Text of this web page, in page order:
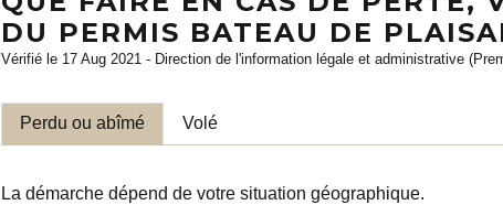
DU PERMIS BATEAU DE
Vérifié le 17 Aug 2021 - Direction de l'information légale et administrative
Perdu ou abîmé Volé
La démarche dépend de votre situation géographique.